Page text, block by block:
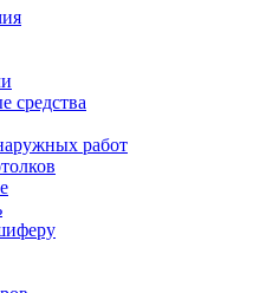
средства
работ